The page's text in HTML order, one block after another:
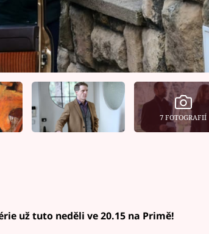
7 FOTOGRAFIÍ
už tuto neděli ve 20.15 na Primě!